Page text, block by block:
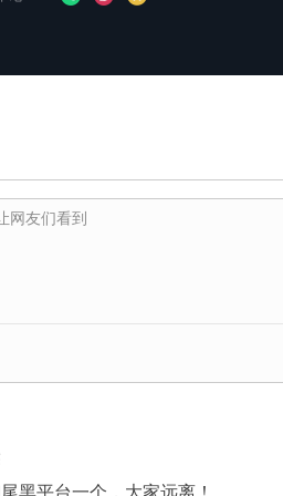
黑平台一个，大家远离！